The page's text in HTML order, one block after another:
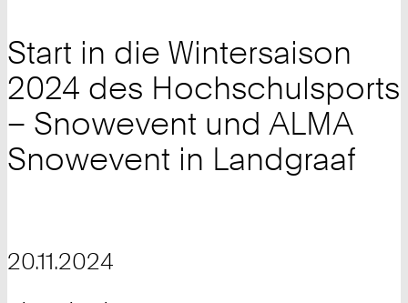
Start in die Wintersaison
2024 des Hochschulsports
– Snowevent und ALMA
Snowevent in Landgraaf
20.11.2024